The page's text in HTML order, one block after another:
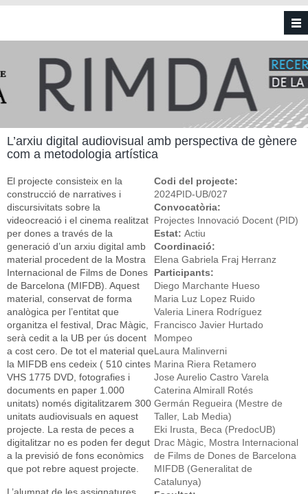
Vés al contingut
L’arxiu digital audiovisual amb perspectiva de gènere
com a metodologia artística
El projecte consisteix en la
construcció de narratives i
discursivitats sobre la
videocreació i el cinema realitzat
per dones a través de la
generació d’un arxiu digital amb
material procedent de la Mostra
Internacional de Films de Dones
de Barcelona (MIFDB). Aquest
material, conservat de forma
analògica per l’entitat que
organitza el festival, Drac Màgic,
serà cedit a la UB per ús docent
a cost cero. De tot el material que
la MIFDB ens cedeix ( 510 cintes
VHS 1775 DVD, fotografies i
documents en paper 1.000
unitats) només digitalitzarem 300
unitats audiovisuals en aquest
projecte. La resta de peces a
digitalitzar no es poden fer degut
a la previsió de fons econòmics
que pot rebre aquest projecte.
Codi del projecte:
2024PID-UB/027
Convocatòria:
Projectes Innovació Docent (PID)
Estat: Actiu
Coordinació:
Elena Gabriela Fraj Herranz
Participants:
Diego Marchante Hueso
Maria Luz Lopez Ruido
Valeria Linera Rodríguez
Francisco Javier Hurtado
Mompeo
Laura Malinverni
Marina Riera Retamero
Jose Aurelio Castro Varela
Caterina Almirall Rotés
Germán Regueira (Mestre de
Taller, Lab Media)
Eki Irusta, Beca (PredocUB)
Drac Màgic, Mostra Internacional
de Films de Dones de Barcelona
MIFDB (Generalitat de
Catalunya)